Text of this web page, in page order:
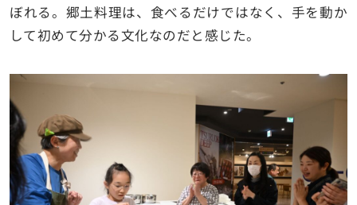
ぼれる。郷土料理は、食べるだけではなく、手を動か
して初めて分かる文化なのだと感じた。